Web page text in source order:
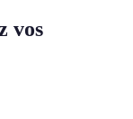
vos